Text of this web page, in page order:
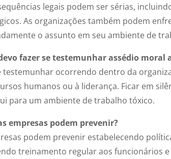
legais podem ser sérias,
As organizações também podem
o assunto em seu ambiente de
fazer se testemunhar assédio moral
testemunhar ocorrendo dentro da
humanos ou à liderança. Ficar em
para um ambiente de trabalho tóxico.
empresas podem prevenir?
podem prevenir estabelecendo
treinamento regular aos funcionários